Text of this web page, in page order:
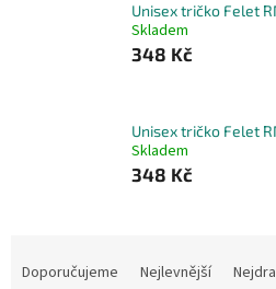
Unisex tričko Felet
Skladem
348 Kč
Unisex tričko Felet
Skladem
348 Kč
Doporučujeme Nejlevnější